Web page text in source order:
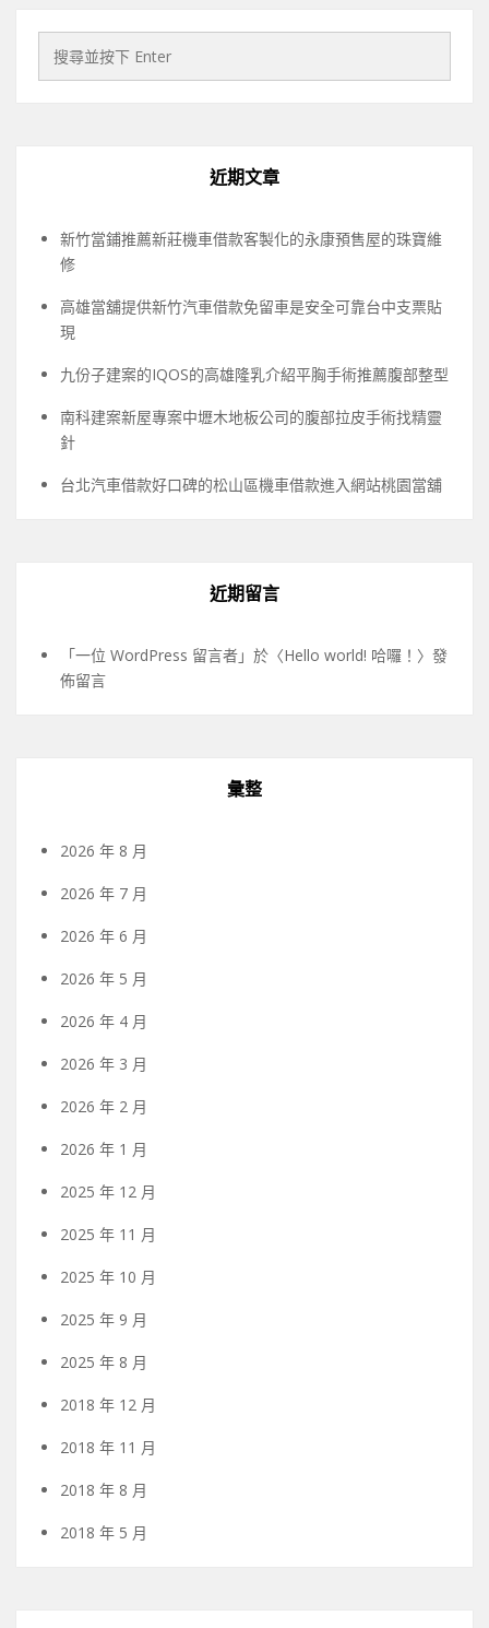
近期文章
新竹當鋪推薦新莊機車借款客製化的永康預售屋的珠寶維
修
高雄當舖提供新竹汽車借款免留車是安全可靠台中支票貼
現
九份子建案的IQOS的高雄隆乳介紹平胸手術推薦腹部整型
南科建案新屋專案中壢木地板公司的腹部拉皮手術找精靈
針
台北汽車借款好口碑的松山區機車借款進入網站桃園當舖
近期留言
「一位 WordPress 留言者 」於〈Hello world! 哈囉！ 〉發
佈留言
彙整
2026 年 8 月
2026 年 7 月
2026 年 6 月
2026 年 5 月
2026 年 4 月
2026 年 3 月
2026 年 2 月
2026 年 1 月
2025 年 12 月
2025 年 11 月
2025 年 10 月
2025 年 9 月
2025 年 8 月
2018 年 12 月
2018 年 11 月
2018 年 8 月
2018 年 5 月